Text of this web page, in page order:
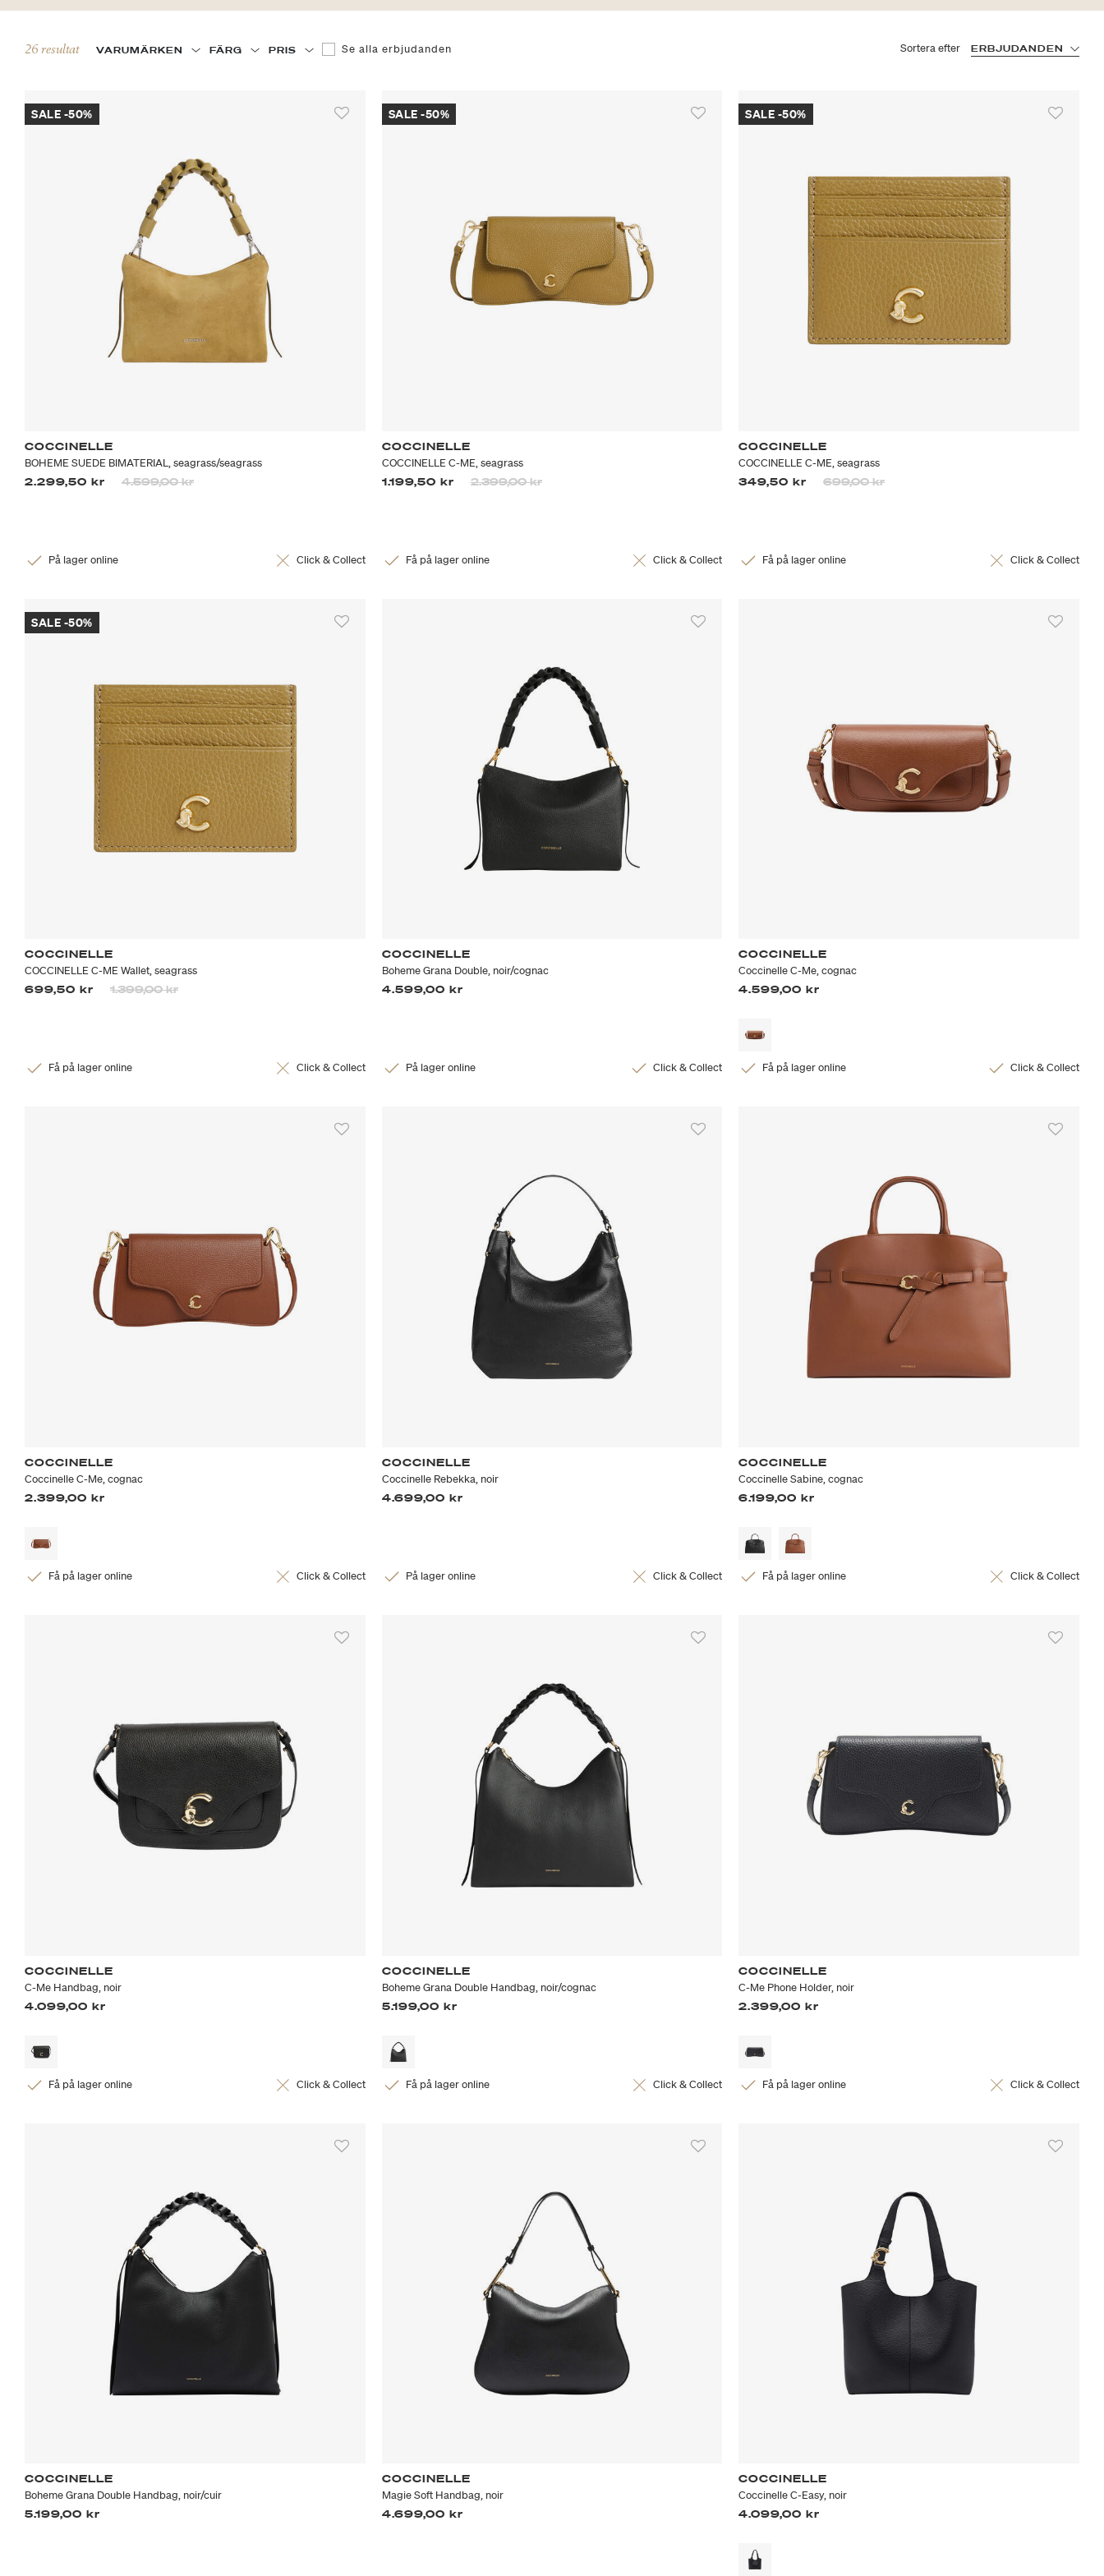
26 resultat Se alla erbjudanden
Filtrera efter null: Se alla erbjudanden
VARUMÄRKEN FÄRG PRIS Sortera efter ERBJUDANDEN
SALE -50%
COCCINELLE
BOHEME SUEDE BIMATERIAL, seagrass/seagrass
2.299,50 kr
Priset är nedsatt från
4.599,00 krtill
På lager online Click & Collect
SALE -50%
COCCINELLE
COCCINELLE C-ME, seagrass
1.199,50 kr
Priset är nedsatt från
2.399,00 krtill
Få på lager online Click & Collect
SALE -50%
COCCINELLE
COCCINELLE C-ME, seagrass
349,50 kr
Priset är nedsatt från
699,00 krtill
Få på lager online Click & Collect
SALE -50%
COCCINELLE
COCCINELLE C-ME Wallet, seagrass
699,50 kr
Priset är nedsatt från
1.399,00 krtill
Få på lager online Click & Collect
COCCINELLE
Boheme Grana Double, noir/cognac
4.599,00 kr
På lager online Click & Collect
COCCINELLE
Coccinelle C-Me, cognac
4.599,00 kr
Få på lager online Click & Collect
COCCINELLE
Coccinelle C-Me, cognac
2.399,00 kr
Få på lager online Click & Collect
COCCINELLE
Coccinelle Rebekka, noir
4.699,00 kr
På lager online Click & Collect
COCCINELLE
Coccinelle Sabine, cognac
6.199,00 kr
Få på lager online Click & Collect
COCCINELLE
C-Me Handbag, noir
4.099,00 kr
Få på lager online Click & Collect
COCCINELLE
Boheme Grana Double Handbag, noir/cognac
5.199,00 kr
Få på lager online Click & Collect
COCCINELLE
C-Me Phone Holder, noir
2.399,00 kr
Få på lager online Click & Collect
COCCINELLE
Boheme Grana Double Handbag, noir/cuir
5.199,00 kr
COCCINELLE
Magie Soft Handbag, noir
4.699,00 kr
COCCINELLE
Coccinelle C-Easy, noir
4.099,00 kr